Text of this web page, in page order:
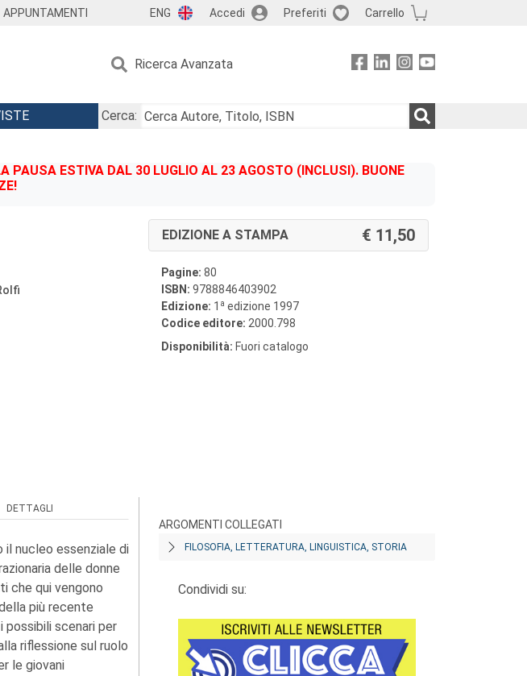
APPUNTAMENTI ENG Accedi Preferiti Carrello
Ricerca Avanzata
Cerca:
PAUSA ESTIVA DAL 30 LUGLIO AL 23 AGOSTO (INCLUSI). BUONE
EDIZIONE A STAMPA 11,50
Pagine: 80
ISBN: 9788846403902
Edizione: 1 a edizione 1997
Codice editore: 2000.798
Disponibilità: Fuori catalogo
DETTAGLI
nucleo essenziale di
delle donne
che qui vengono
più recente
scenari per
riflessione sul ruolo
le giovani
ARGOMENTI COLLEGATI
FILOSOFIA, LETTERATURA, LINGUISTICA, STORIA
Condividi su: